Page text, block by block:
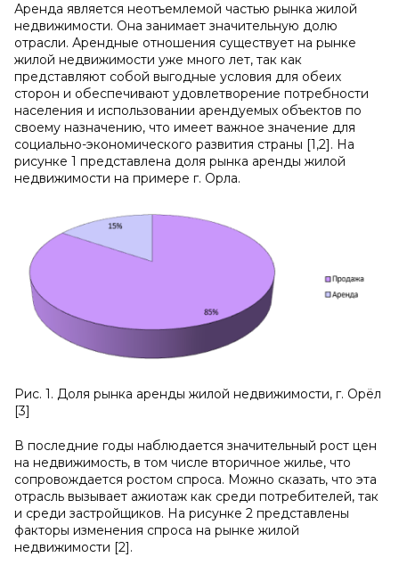
Аренда является неотъемлемой частью рынка жилой
недвижимости. Она занимает значительную долю
отрасли. Арендные отношения существует на рынке
жилой недвижимости уже много лет, так как
представляют собой выгодные условия для обеих
сторон и обеспечивают удовлетворение потребности
населения и использовании арендуемых объектов по
своему назначению, что имеет важное значение для
социально-экономического развития страны [1,2]. На
рисунке 1 представлена доля рынка аренды жилой
недвижимости на примере г. Орла.
Рис. 1. Доля рынка аренды жилой недвижимости, г. Орёл
[3]
В последние годы наблюдается значительный рост цен
на недвижимость, в том числе вторичное жилье, что
сопровождается ростом спроса. Можно сказать, что эта
отрасль вызывает ажиотаж как среди потребителей, так
и среди застройщиков. На рисунке 2 представлены
факторы изменения спроса на рынке жилой
недвижимости [2].